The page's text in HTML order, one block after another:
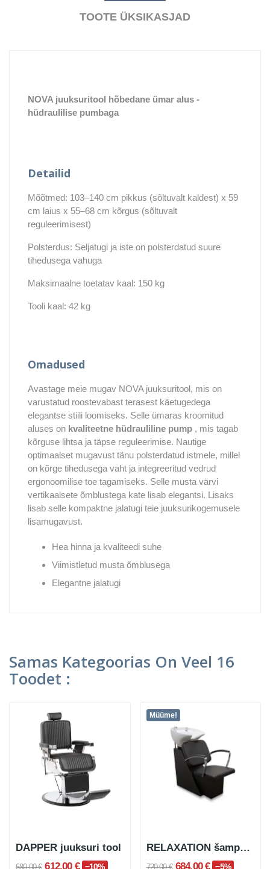
TOOTE ÜKSIKASJAD
NOVA juuksuritool hõbedane ümar alus -
hüdraulilise pumbaga
Detailid
Mõõtmed: 103–140 cm pikkus (sõltuvalt kaldest) x 59
cm laius x 55–68 cm kõrgus (sõltuvalt
reguleerimisest)
Polsterdus: Seljatugi ja iste on polsterdatud suure
tihedusega vahuga
Maksimaalne toetatav kaal: 150 kg
Tooli kaal: 42 kg
Omadused
Avastage meie mugav NOVA juuksuritool, mis on
varustatud roostevabast terasest käetugedega
elegantse stiili loomiseks. Selle ümaras kroomitud
aluses on kvaliteetne hüdrauliline pump , mis tagab
kõrguse lihtsa ja täpse reguleerimise. Nautige
optimaalset mugavust tänu polsterdatud istmele, millel
on kõrge tihedusega vaht ja integreeritud vedrud
ergonoomilise toe tagamiseks. Selle musta värvi
vertikaalsete õmblustega kate lisab elegantsi. Lisaks
lisab selle kompaktne jalatugi teie juuksurikogemusele
lisamugavust.
Hea hinna ja kvaliteedi suhe
Viimistletud musta õmblusega
Elegantne jalatugi
Samas Kategoorias On Veel 16
Toodet :
DAPPER juuksuri tool
680,00 € 612,00 € −10%
Müüme!
RELAXATION šampoonikauss
720,00 € 684,00 € −5%